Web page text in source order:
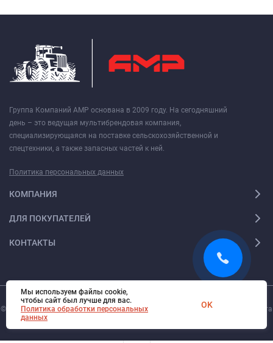
Группа Компаний АМР основана в 2009 году. На сегодняшний
день – это ведущая мультибрендовая компания,
специализирующаяся на поставке сельскохозяйственной и
спецтехники, а также запасных частей к ней.
Политика персональных данных
КОМПАНИЯ
ДЛЯ ПОКУПАТЕЛЕЙ
КОНТАКТЫ
© 2026. Все права защищены. Digi-Web.ru — создание и поддержка сайта
Мы используем файлы cookie,
чтобы сайт был лучше для вас.
Политика обработки персональных
данных
OK